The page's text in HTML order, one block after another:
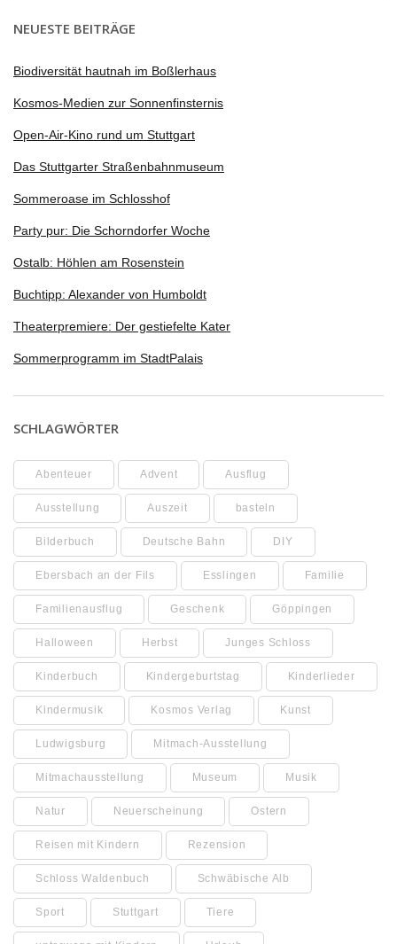
NEUESTE BEITRÄGE
Biodiversität hautnah im Boßlerhaus
Kosmos-Medien zur Sonnenfinsternis
Open-Air-Kino rund um Stuttgart
Das Stuttgarter Straßenbahnmuseum
Sommeroase im Schlosshof
Party pur: Die Schorndorfer Woche
Ostalb: Höhlen am Rosenstein
Buchtipp: Alexander von Humboldt
Theaterpremiere: Der gestiefelte Kater
Sommerprogramm im StadtPalais
SCHLAGWÖRTER
Abenteuer Advent Ausflug
Ausstellung Auszeit basteln
Bilderbuch Deutsche Bahn DIY
Ebersbach an der Fils Esslingen Familie
Familienausflug Geschenk Göppingen
Halloween Herbst Junges Schloss
Kinderbuch Kindergeburtstag Kinderlieder
Kindermusik Kosmos Verlag Kunst
Ludwigsburg Mitmach-Ausstellung
Mitmachausstellung Museum Musik
Natur Neuerscheinung Ostern
Reisen mit Kindern Rezension
Schloss Waldenbuch Schwäbische Alb
Sport Stuttgart Tiere